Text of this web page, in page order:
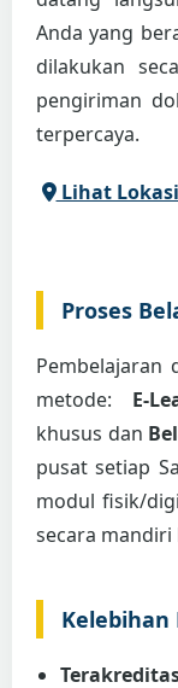
Anda yang
dilakukan
pengiriman
terpercaya.
Lihat
Proses
Pembelajaran
metode: E-
khusus dan
pusat setiap
modul fisik/
secara mandiri
Kelebihan